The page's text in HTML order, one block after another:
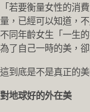
「若要衡量女性的消
量，已經可以知道，
不同年齡女生「一生
為了自己一時的美，
這到底是不是真正的
對地球好的外在美